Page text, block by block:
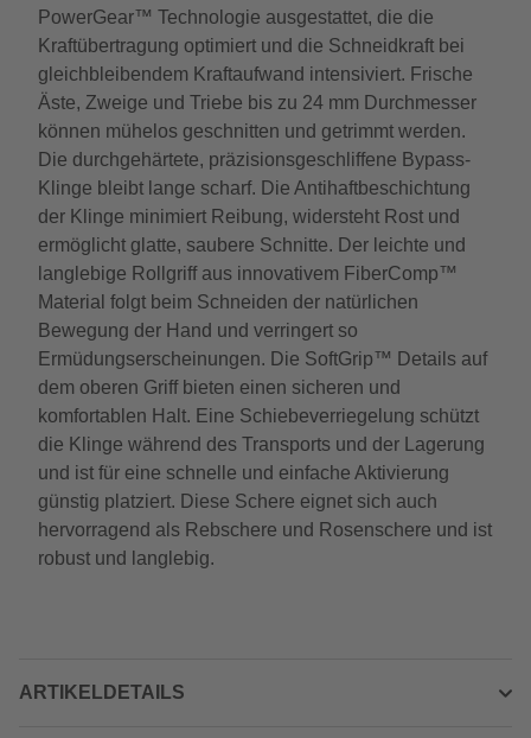
PowerGear™ Technologie ausgestattet, die die
Kraftübertragung optimiert und die Schneidkraft bei
gleichbleibendem Kraftaufwand intensiviert. Frische
Äste, Zweige und Triebe bis zu 24 mm Durchmesser
können mühelos geschnitten und getrimmt werden.
Die durchgehärtete, präzisionsgeschliffene Bypass-
Klinge bleibt lange scharf. Die Antihaftbeschichtung
der Klinge minimiert Reibung, widersteht Rost und
ermöglicht glatte, saubere Schnitte. Der leichte und
langlebige Rollgriff aus innovativem FiberComp™
Material folgt beim Schneiden der natürlichen
Bewegung der Hand und verringert so
Ermüdungserscheinungen. Die SoftGrip™ Details auf
dem oberen Griff bieten einen sicheren und
komfortablen Halt. Eine Schiebeverriegelung schützt
die Klinge während des Transports und der Lagerung
und ist für eine schnelle und einfache Aktivierung
günstig platziert. Diese Schere eignet sich auch
hervorragend als Rebschere und Rosenschere und ist
robust und langlebig.
ARTIKELDETAILS